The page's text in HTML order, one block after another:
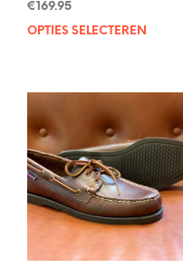
€ 169.95
OPTIES SELECTEREN